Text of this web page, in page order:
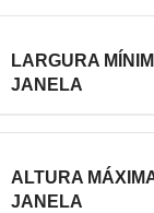
LARGURA
JANELA
ALTURA
JANELA